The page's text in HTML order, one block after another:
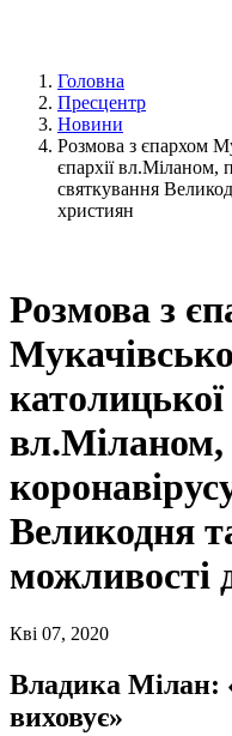
Головна
Пресцентр
Новини
Розмова з єпархом
єпархії вл.Міланом,
святкування
християн
Розмова з
католицької
вл.Міланом,
Великодня
можливості
Кві 07, 2020
Владика Мілан:
виховує»